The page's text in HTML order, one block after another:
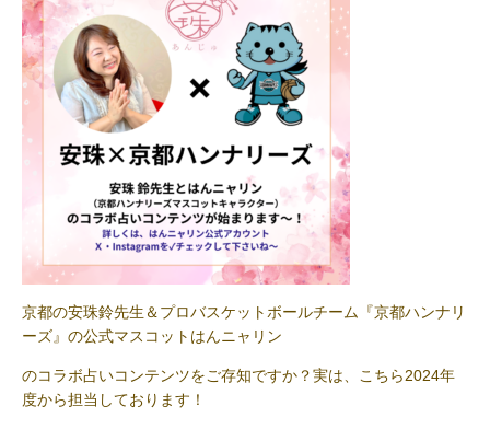
京都の安珠鈴先生＆プロバスケットボールチーム『京都ハンナリ
ーズ』の公式マスコットはんニャリン
のコラボ占いコンテンツをご存知ですか？実は、こちら2024年
度から担当しております！